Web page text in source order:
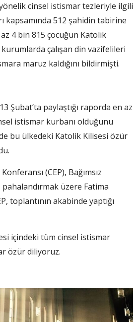
cinsel istismar tezleriyle ilgili
kapsamında 512 şahidin tabirine
4 bin 815 çocuğun Katolik
çalışan din vazifelileri
maruz kaldığını bildirmişti.
Şubat’ta paylaştığı raporda en az
istismar kurbanı olduğunu
bu ülkedeki Katolik Kilisesi özür
(CEP), Bağımsız
üzere Fatima
toplantının akabinde yaptığı
içindeki tüm cinsel istismar
özür diliyoruz.